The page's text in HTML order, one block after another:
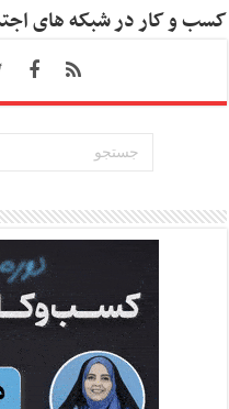
کسب و کار در شبکه های